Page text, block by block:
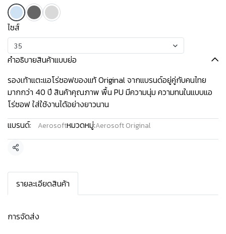
ไซส์
35
คำอธิบายสินค้าแบบย่อ
รองเท้าแตะแอโร่ซอฟของแท้ Original จากแบรนด์อยู่คู่กับคนไทย
มากกว่า 40 ปี สินค้าคุณภาพ พื้น PU มีความนุ่ม ความทนในแบบแอ
โร่ซอฟ ใส่ใช้งานได้อย่างยาวนาน
แบรนด์:
Aerosoftหมวดหมู่:Aerosoft Original
แชร์
รายละเอียดสินค้า
การจัดส่ง